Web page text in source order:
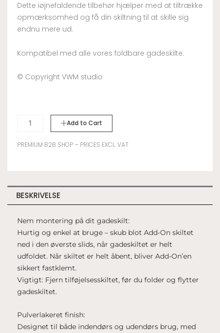
Dette iøjnefaldende tilbehør hjælper med at tiltrække
opmærksomhed og få din skiltning til at skille sig
endnu mere ud.
Kompatibel med alle vores foldbare gadeskilte.
© Copyright VWM studio
ADD
CIRCLE
Add to Cart
PREMIUM B2B SHOP – PRICES EXCL. VAT
BESKRIVELSE
Nem montering på dit gadeskilt:
Hurtig og enkel at bruge – skub blot Add-On skiltet
ned i den øverste slids, når gadeskiltet er helt
udfoldet. Når skiltet er helt åbent, bliver Add-On’en
sikkert fastklemt.
Vigtigt: Fjern tilføjelsesskiltet, før du folder og flytter
gadeskiltet.
Pulverlakeret finish:
Designet til både indendørs og udendørs brug, med